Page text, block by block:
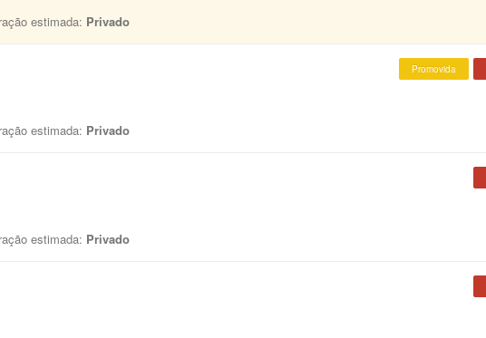
estimada: Privado
Promovida
estimada: Privado
estimada: Privado